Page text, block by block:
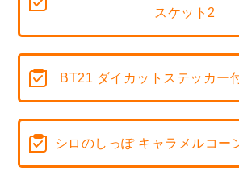
スケット2
BT21 ダイカットステッカー
シロのしっぽ キャラメルコー